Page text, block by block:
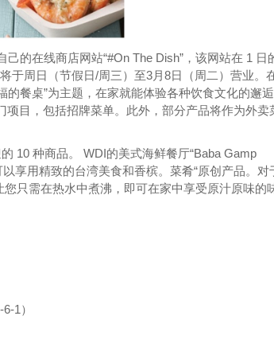
的在线商店网站“#On The Dish”，该网站在 1 日
于周日（节假日/周三）至3月8日（周二）营业。
餐桌”为主题，在家就能体验各种饮食文化的邂逅
项目，包括招牌菜单。此外，部分产品将作为外卖
10 种商品。 WDI的美式海鲜餐厅“Baba Gamp
以享用精致的台湾美食和香槟。菜肴“原创产品。对
只需在热水中煮沸，即可在家中享受原汁原味的
1）